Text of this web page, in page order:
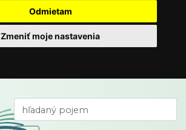
Odmietam
Zmeniť moje nastavenia